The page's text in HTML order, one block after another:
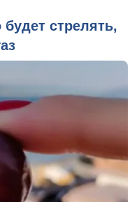
стрелять,